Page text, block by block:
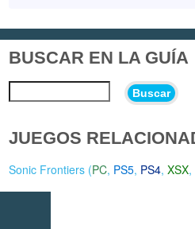
BUSCAR EN LA GUÍA
Buscar
JUEGOS
Sonic Frontiers (PC, PS5, PS4,XSX,